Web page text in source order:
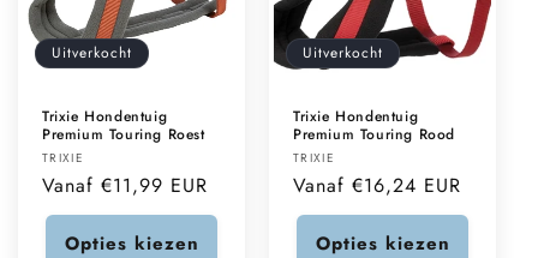
Uitverkocht
Trixie Hondentuig
Premium Touring Roest
Verkoper:
TRIXIE
Normale
prijs
Vanaf €11,99 EUR
Opties kiezen
Uitverkocht
Trixie Hondentuig
Premium Touring Rood
Verkoper:
TRIXIE
Normale
prijs
Vanaf €16,24 EUR
Opties kiezen